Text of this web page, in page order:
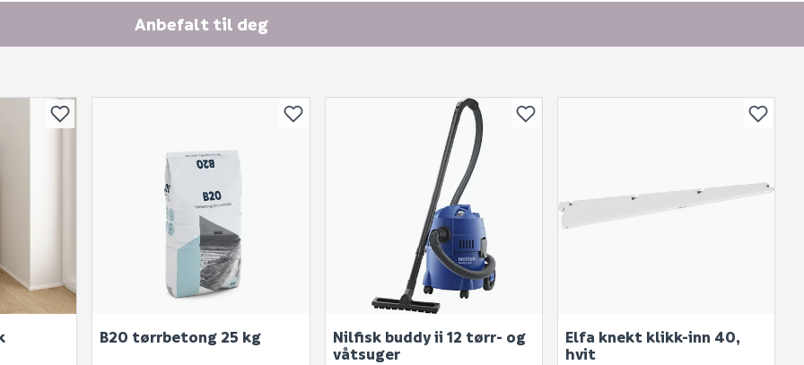
Anbefalt til deg
B20 tørrbetong 25 kg
Nilfisk buddy ii 12 tørr- og
våtsuger
Elfa knekt klikk-inn 40,
hvit